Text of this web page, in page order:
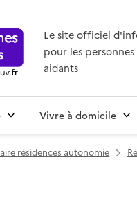
Le site officiel
pour les personnes
aidants
Vivre à domicile
résidences autonomie